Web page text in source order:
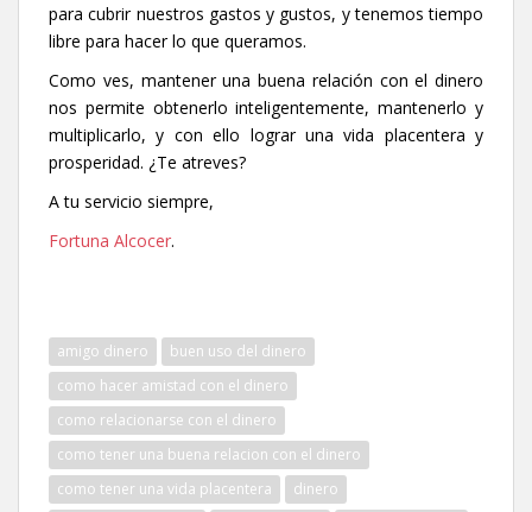
para cubrir nuestros gastos y gustos, y tenemos tiempo
libre para hacer lo que queramos.
Como ves, mantener una buena relación con el dinero
nos permite obtenerlo inteligentemente, mantenerlo y
multiplicarlo, y con ello lograr una vida placentera y
prosperidad. ¿Te atreves?
A tu servicio siempre,
Fortuna Alcocer.
amigo dinero
buen uso del dinero
como hacer amistad con el dinero
como relacionarse con el dinero
como tener una buena relacion con el dinero
como tener una vida placentera
dinero